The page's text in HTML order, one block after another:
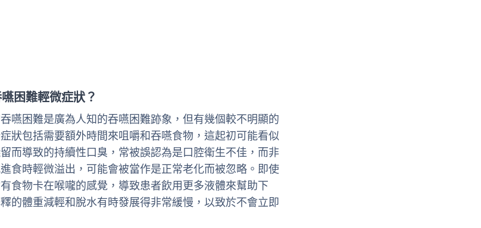
困難輕微症狀？
嚥困難是廣為人知的吞嚥困難跡象，但有幾個較不明顯的
狀包括需要額外時間來咀嚼和吞嚥食物，這起初可能看似
而導致的持續性口臭，常被誤認為是口腔衛生不佳，而非
食時輕微溢出，可能會被當作是正常老化而被忽略。即使
食物卡在喉嚨的感覺，導致患者飲用更多液體來幫助下
的體重減輕和脫水有時發展得非常緩慢，以致於不會立即